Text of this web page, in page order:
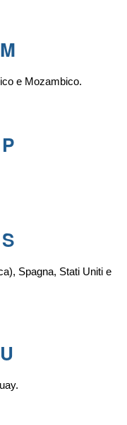
e Mozambico.
Spagna, Stati Uniti e